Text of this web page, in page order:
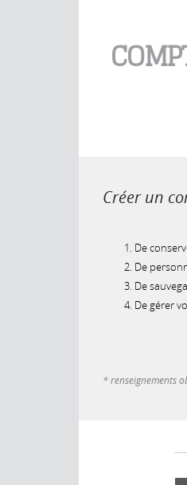
Créer un
De
De
De
De gérer
* renseignements